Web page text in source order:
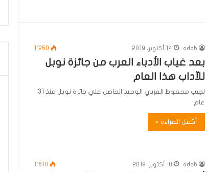
adab 14 أكتوبر، 2019 1٬250
بعد غياب الأدباء العرب من جائزة نوبل
للآداب هذا العام
نجيب محفوظ العربي الوحيد الحاصل علي جائزة نوبل منذ 31
عام
أكمل القراءة »
adab 10 أكتوبر، 2019 1٬610